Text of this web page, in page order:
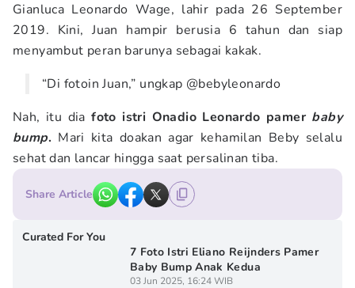
Gianluca Leonardo Wage, lahir pada 26 September
2019. Kini, Juan hampir berusia 6 tahun dan siap
menyambut peran barunya sebagai kakak.
“Di fotoin Juan,” ungkap @bebyleonardo
Nah, itu diafoto istri Onadio Leonardo pamer baby
bump. Mari kita doakan agar kehamilan Beby selalu
sehat dan lancar hingga saat persalinan tiba.
Share Article
Curated For You
7 Foto Istri Eliano Reijnders Pamer
Baby Bump Anak Kedua
03 Jun 2025, 16:24 WIB